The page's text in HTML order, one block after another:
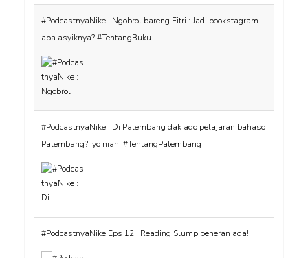
#PodcastnyaNike : Ngobrol bareng Fitri : Jadi bookstagram
apa asyiknya? #TentangBuku
#PodcastnyaNike : Di Palembang dak ado pelajaran bahaso
Palembang? Iyo nian! #TentangPalembang
#PodcastnyaNike Eps 12 : Reading Slump beneran ada!